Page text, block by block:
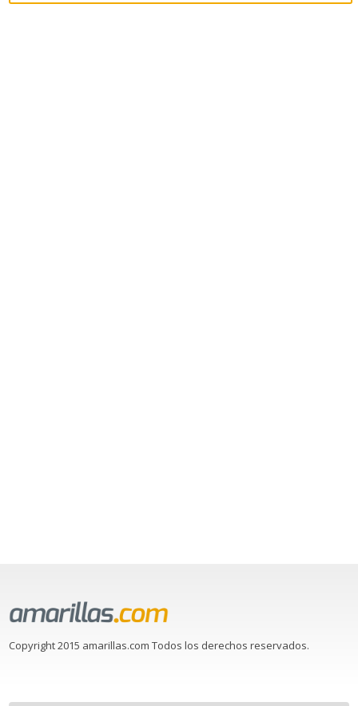
Copyright 2015 amarillas.com Todos los derechos reservados.